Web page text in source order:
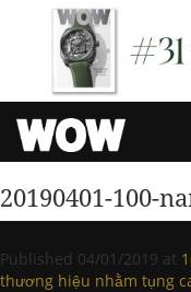
20190401-100-
Published 04/01/2019 at
thương hiệu nhằm tụng